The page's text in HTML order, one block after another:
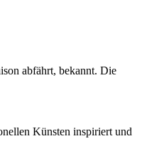
abfährt, bekannt. Die
Künsten inspiriert und